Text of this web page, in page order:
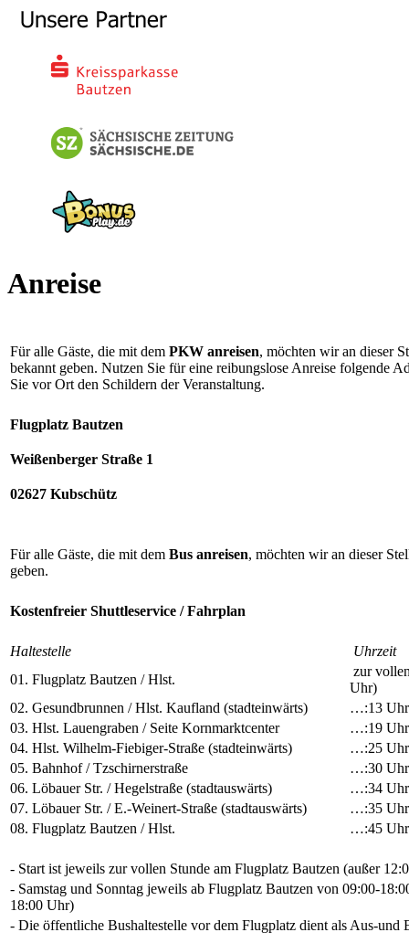
Anreise
Für alle Gäste, die mit dem PKW anreisen, möchten wir an dieser
bekannt geben. Nutzen Sie für eine reibungslose Anreise folgende
Sie vor Ort den Schildern der Veranstaltung.
Flugplatz Bautzen
Weißenberger Straße 1
02627 Kubschütz
Für alle Gäste, die mit dem Bus anreisen, möchten wir an dieser
geben.
Kostenfreier Shuttleservice / Fahrplan
Haltestelle
Uhrzeit
01. Flugplatz Bautzen / Hlst.
zur
Uhr)
02. Gesundbrunnen / Hlst. Kaufland (stadteinwärts)
…:13 Uhr
03. Hlst. Lauengraben / Seite Kornmarktcenter
…:19 Uhr
04. Hlst. Wilhelm-Fiebiger-Straße (stadteinwärts)
…:25 Uhr
05. Bahnhof / Tzschirnerstraße
…:30 Uhr
06. Löbauer Str. / Hegelstraße (stadtauswärts)
…:34 Uhr
07. Löbauer Str. / E.-Weinert-Straße (stadtauswärts)
…:35 Uhr
08. Flugplatz Bautzen / Hlst.
…:45 Uhr
- Start ist jeweils zur vollen Stunde am Flugplatz Bautzen (außer
- Samstag und Sonntag jeweils ab Flugplatz Bautzen von 09:00-
18:00 Uhr)
- Die öffentliche Bushaltestelle vor dem Flugplatz dient als Aus-und